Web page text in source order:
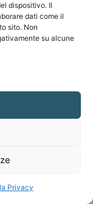
dispositivo. Il
dati come il
sito. Non
su alcune
Privacy